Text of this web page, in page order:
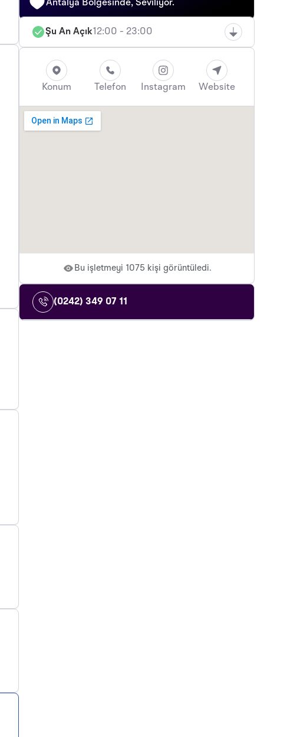
Antalya Bölgesinde, Seviliyor.
Şu An Açık12:00 - 23:00
Konum Telefon Instagram Website
Bu işletmeyi 1075 kişi görüntüledi.
(0242) 349 07 11